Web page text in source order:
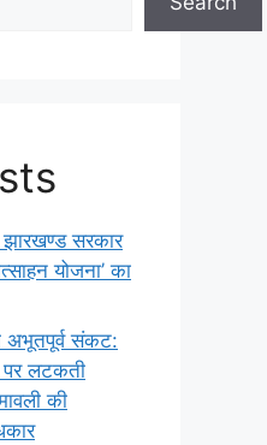
सरकार
योजना’ का
अभूतपूर्व संकट:
पर लटकती
की